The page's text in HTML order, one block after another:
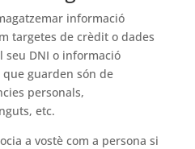
informació
targetes de crèdit o dades
seu DNI o informació
que guarden són de
personals,
etc.
a vostè com a persona si